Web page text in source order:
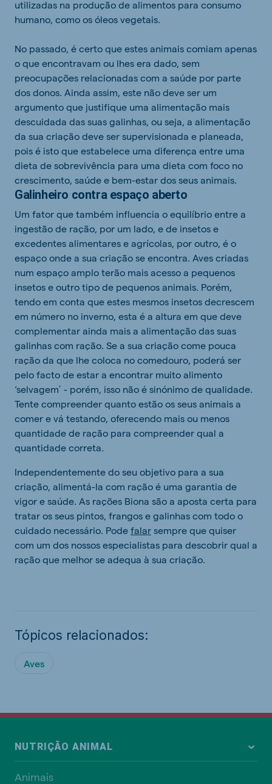
utilizadas na produção de alimentos para consumo
humano, como os óleos vegetais.
No passado, é certo que estes animais comiam apenas
o que encontravam ou lhes era dado, sem
preocupações relacionadas com a saúde por parte
dos donos. Ainda assim, este não deve ser um
argumento que justifique uma alimentação mais
descuidada das suas galinhas, ou seja, a alimentação
da sua criação deve ser supervisionada e planeada,
pois é isto que estabelece uma diferença entre uma
dieta de sobrevivência para uma dieta com foco no
crescimento, saúde e bem-estar dos seus animais.
Galinheiro contra espaço aberto
Um fator que também influencia o equilíbrio entre a
ingestão de ração, por um lado, e de insetos e
excedentes alimentares e agrícolas, por outro, é o
espaço onde a sua criação se encontra. Aves criadas
num espaço amplo terão mais acesso a pequenos
insetos e outro tipo de pequenos animais. Porém,
tendo em conta que estes mesmos insetos decrescem
em número no inverno, esta é a altura em que deve
complementar ainda mais a alimentação das suas
galinhas com ração. Se a sua criação come pouca
ração da que lhe coloca no comedouro, poderá ser
pelo facto de estar a encontrar muito alimento
‘selvagem’ - porém, isso não é sinónimo de qualidade.
Tente compreender quanto estão os seus animais a
comer e vá testando, oferecendo mais ou menos
quantidade de ração para compreender qual a
quantidade correta.
Independentemente do seu objetivo para a sua
criação, alimentá-la com ração é uma garantia de
vigor e saúde. As rações Biona são a aposta certa para
tratar os seus pintos, frangos e galinhas com todo o
cuidado necessário. Pode falar sempre que quiser
com um dos nossos especialistas para descobrir qual a
ração que melhor se adequa à sua criação.
Tópicos relacionados:
Aves
NUTRIÇÃO ANIMAL
Animais